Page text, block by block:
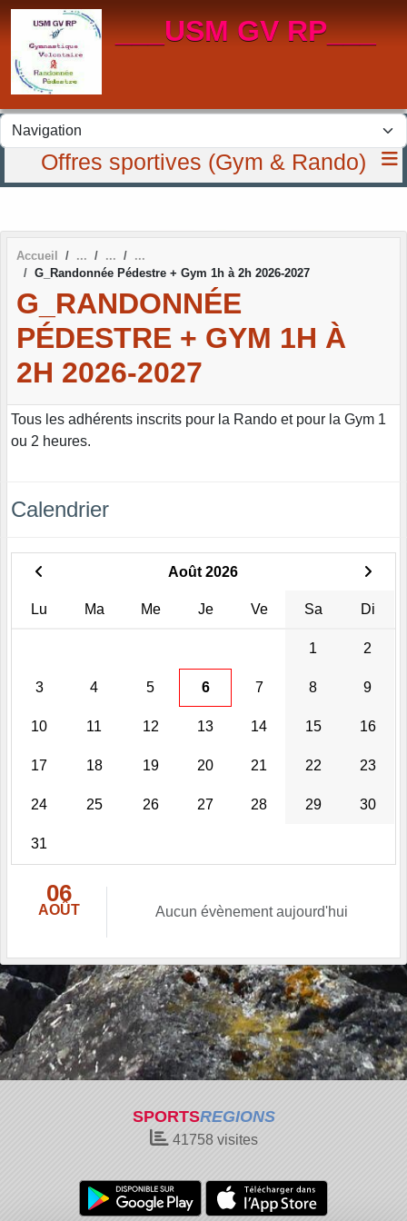
___USM GV RP___
Offres sportives (Gym & Rando)
Accueil
G_Randonnée Pédestre + Gym 1h à 2h 2026-2027
G_RANDONNÉE
PÉDESTRE + GYM 1H À
2H 2026-2027
Tous les adhérents inscrits pour la Rando et pour la Gym 1
ou 2 heures.
Calendrier
Août 2026
Lu Ma Me Je Ve Sa Di
1 2
3 4 5 6 7 8 9
10 11 12 13 14 15 16
17 18 19 20 21 22 23
24 25 26 27 28 29 30
31
06
AOÛT Aucun évènement aujourd'hui
SPORTSREGIONS
41758visites
Panneau de gestion des cookies